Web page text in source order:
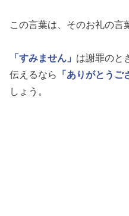
この言葉は、そのお礼の言
「すみません」 は謝罪のと
伝えるなら
「ありがとうご
しょう。